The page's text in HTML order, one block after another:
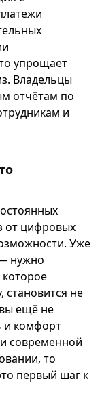
упрощает
Владельцы
отчётам по
и
от цифровых
Уже
нужно
становится не
ещё не
и комфорт
современной
то
первый шаг к